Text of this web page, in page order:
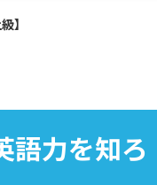
】
語力を知ろ